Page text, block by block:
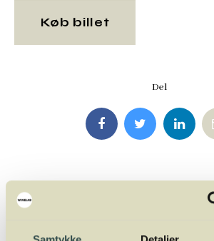
Køb billet
Del
På kurset vil